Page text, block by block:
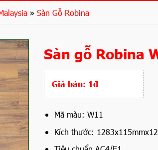
» Sàn Gỗ Robina
Sàn gỗ Robina
Giá bán: 1đ
Mã màu: W11
Kích thước: